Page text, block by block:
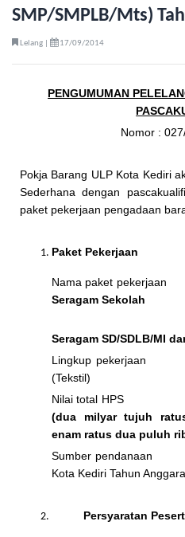
SMP/SMPLB/Mts)
Lelang | 17/09/2014
PENGUMUMAN
Nomor :
Pokja Barang ULP Kota Kediri
Sederhana dengan
paket pekerjaan pengadaan
Paket Pekerjaan
Nama paket
Seragam Sekolah
Seragam SD/SDLB/MI
Lingkup
(Tekstil)
Nilai total
(dua milyar tujuh
enam ratus dua puluh
Sumber
Kota Kediri Tahun
Persyaratan